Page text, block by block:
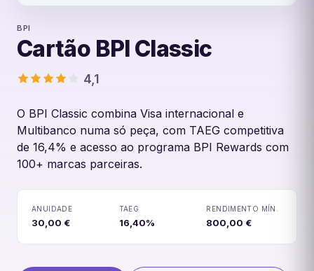
BPI
Cartão BPI Classic
4,1
O BPI Classic combina Visa internacional e
Multibanco numa só peça, com TAEG competitiva
de 16,4% e acesso ao programa BPI Rewards com
100+ marcas parceiras.
ANUIDADE
30,00 €
TAEG
16,40%
RENDIMENTO MÍN.
800,00 €